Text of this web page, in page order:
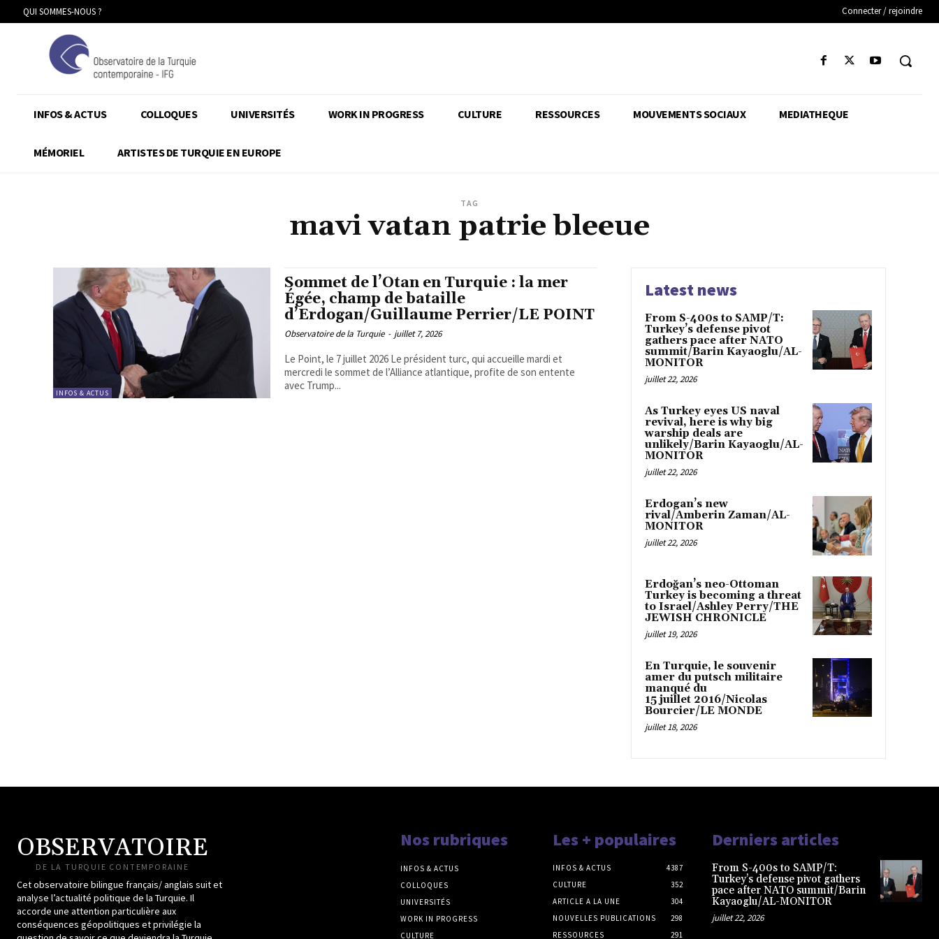
QUI SOMMES-NOUS ? Connecter / rejoindre
INFOS & ACTUS COLLOQUES UNIVERSITÉS WORK IN PROGRESS CULTURE RESSOURCES MOUVEMENTS SOCIAUX MEDIATHEQUE
MÉMORIEL ARTISTES DE TURQUIE EN EUROPE
TAG
mavi vatan patrie bleeue
INFOS & ACTUS
Sommet de l’Otan en Turquie : la mer
Égée, champ de bataille
d’Erdogan/Guillaume Perrier/LE POINT
Observatoire de la Turquie - juillet 7, 2026
Le Point, le 7 juillet 2026 Le président turc, qui accueille mardi et
mercredi le sommet de l’Alliance atlantique, profite de son entente
avec Trump...
Latest news
From S-400s to SAMP/T:
Turkey’s defense pivot
gathers pace after NATO
summit/Barin Kayaoglu/AL-
MONITOR
juillet 22, 2026
As Turkey eyes US naval
revival, here is why big
warship deals are
unlikely/Barin Kayaoglu/AL-
MONITOR
juillet 22, 2026
Erdogan’s new
rival/Amberin Zaman/AL-
MONITOR
juillet 22, 2026
Erdoğan’s neo-Ottoman
Turkey is becoming a threat
to Israel/Ashley Perry/THE
JEWISH CHRONICLE
juillet 19, 2026
En Turquie, le souvenir
amer du putsch militaire
manqué du
15 juillet 2016/Nicolas
Bourcier/LE MONDE
juillet 18, 2026
OBSERVATOIRE
DE LA TURQUIE CONTEMPORAINE
Cet observatoire bilingue français/ anglais suit et
analyse l’actualité politique de la Turquie. Il
accorde une attention particulière aux
conséquences géopolitiques et privilégie la
Nos rubriques
INFOS & ACTUS
COLLOQUES
UNIVERSITÉS
WORK IN PROGRESS
CULTURE
Les + populaires
INFOS & ACTUS
4387
CULTURE
352
ARTICLE A LA UNE
304
NOUVELLES PUBLICATIONS
298
RESSOURCES
291
Derniers articles
From S-400s to SAMP/T:
Turkey’s defense pivot gathers
pace after NATO summit/Barin
Kayaoglu/AL-MONITOR
juillet 22, 2026